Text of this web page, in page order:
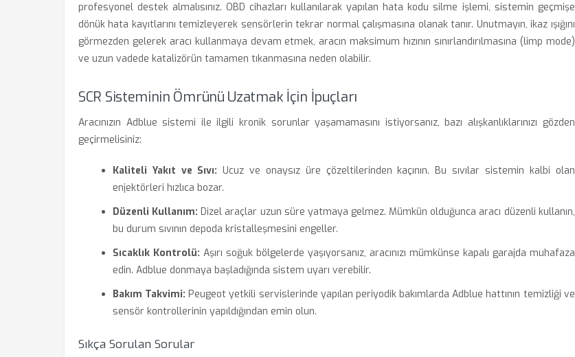
profesyonel destek almalısınız. OBD cihazları kullanılarak yapılan hata kodu silme işlemi, sistemin geçmişe
dönük hata kayıtlarını temizleyerek sensörlerin tekrar normal çalışmasına olanak tanır. Unutmayın, ikaz ışığını
görmezden gelerek aracı kullanmaya devam etmek, aracın maksimum hızının sınırlandırılmasına (limp mode)
ve uzun vadede katalizörün tamamen tıkanmasına neden olabilir.
SCR Sisteminin Ömrünü Uzatmak İçin İpuçları
Aracınızın Adblue sistemi ile ilgili kronik sorunlar yaşamamasını istiyorsanız, bazı alışkanlıklarınızı gözden
geçirmelisiniz:
Kaliteli Yakıt ve Sıvı: Ucuz ve onaysız üre çözeltilerinden kaçının. Bu sıvılar sistemin kalbi olan
enjektörleri hızlıca bozar.
Düzenli Kullanım: Dizel araçlar uzun süre yatmaya gelmez. Mümkün olduğunca aracı düzenli kullanın,
bu durum sıvının depoda kristalleşmesini engeller.
Sıcaklık Kontrolü: Aşırı soğuk bölgelerde yaşıyorsanız, aracınızı mümkünse kapalı garajda muhafaza
edin. Adblue donmaya başladığında sistem uyarı verebilir.
Bakım Takvimi: Peugeot yetkili servislerinde yapılan periyodik bakımlarda Adblue hattının temizliği ve
sensör kontrollerinin yapıldığından emin olun.
Sıkça Sorulan Sorular